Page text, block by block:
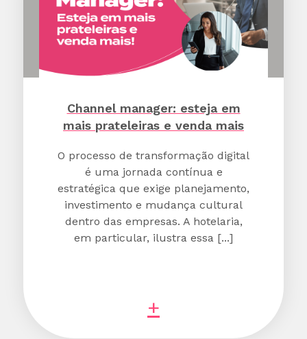
Channel manager: esteja em
mais prateleiras e venda mais
O processo de transformação digital
é uma jornada contínua e
estratégica que exige planejamento,
investimento e mudança cultural
dentro das empresas. A hotelaria,
em particular, ilustra essa [...]
+